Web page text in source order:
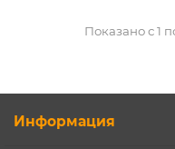
Показано с 1
Информация